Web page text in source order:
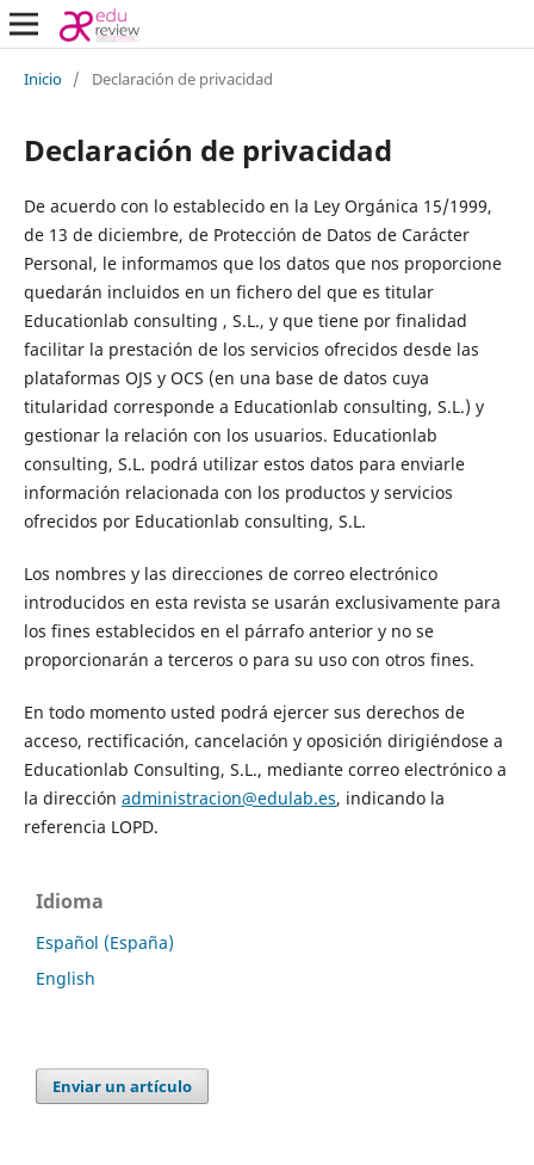
Inicio / Declaración de privacidad
Declaración de privacidad
De acuerdo con lo establecido en la Ley Orgánica 15/1999,
de 13 de diciembre, de Protección de Datos de Carácter
Personal, le informamos que los datos que nos proporcione
quedarán incluidos en un fichero del que es titular
Educationlab consulting , S.L., y que tiene por finalidad
facilitar la prestación de los servicios ofrecidos desde las
plataformas OJS y OCS (en una base de datos cuya
titularidad corresponde a Educationlab consulting, S.L.) y
gestionar la relación con los usuarios. Educationlab
consulting, S.L. podrá utilizar estos datos para enviarle
información relacionada con los productos y servicios
ofrecidos por Educationlab consulting, S.L.
Los nombres y las direcciones de correo electrónico
introducidos en esta revista se usarán exclusivamente para
los fines establecidos en el párrafo anterior y no se
proporcionarán a terceros o para su uso con otros fines.
En todo momento usted podrá ejercer sus derechos de
acceso, rectificación, cancelación y oposición dirigiéndose a
Educationlab Consulting, S.L., mediante correo electrónico a
la dirección administracion@edulab.es, indicando la
referencia LOPD.
Idioma
Español (España)
English
Enviar un artículo